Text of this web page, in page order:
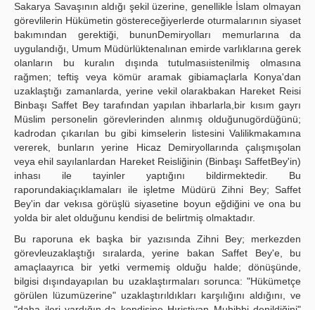
Sakarya Savaşının aldığı şekil üzerine, genellikle İslam olmayan
görevlilerin Hükümetin göstereceğiyerlerde oturmalarının siyaset
bakımından gerektiği, bununDemiryolları memurlarına da
uygulandığı, Umum Müdürlüktenalınan emirde varlıklarına gerek
olanların bu kuralın dışında tutulmasıistenilmiş olmasına
rağmen; teftiş veya kömür aramak gibiamaçlarla Konya'dan
uzaklaştığı zamanlarda, yerine vekil olarakbakan Hareket Reisi
Binbaşı Saffet Bey tarafından yapılan ihbarlarla,bir kısım gayrı
Müslim personelin görevlerinden alınmış olduğunugördüğünü;
kadrodan çıkarılan bu gibi kimselerin listesini Valilikmakamına
vererek, bunların yerine Hicaz Demiryollarında çalışmışolan
veya ehil sayılanlardan Hareket Reisliğinin (Binbaşı SaffetBey'in)
inhası ile tayinler yaptığını bildirmektedir. Bu
raporundakiaçıklamaları ile işletme Müdürü Zihni Bey; Saffet
Bey'in dar vekısa görüşlü siyasetine boyun eğdiğini ve ona bu
yolda bir alet olduğunu kendisi de belirtmiş olmaktadır.
Bu raporuna ek başka bir yazısında Zihni Bey; merkezden
görevleuzaklaştığı sıralarda, yerine bakan Saffet Bey'e, bu
amaçlaayrıca bir yetki vermemiş olduğu halde; dönüşünde,
bilgisi dışındayapılan bu uzaklaştırmaları sorunca: "Hükümetçe
görülen lüzumüzerine" uzaklaştırıldıkları karşılığını aldığını, ve